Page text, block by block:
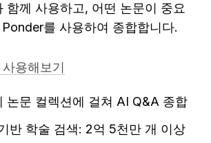
함께 사용하고, 어떤 논문이 중요
를 사용하여 종합합니다.
용해보기
논문 컬렉션에 걸쳐 AI Q&A 종합
반 학술 검색: 2억 5천만 개 이상